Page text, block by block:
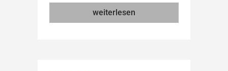
weiterlesen